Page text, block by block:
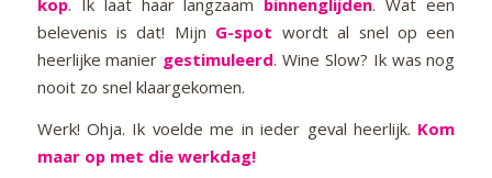
kop. Ik laat haar langzaam binnenglijden. Wat een
belevenis is dat! Mijn G-spot wordt al snel op een
heerlijke manier gestimuleerd. Wine Slow? Ik was nog
nooit zo snel klaargekomen.
Werk! Ohja. Ik voelde me in ieder geval heerlijk. Kom
maar op met die werkdag!